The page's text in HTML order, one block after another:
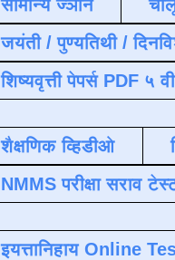
सामान्य ज्ञान
जयंती / पुण्यतिथी /
शिष्यवृत्ती पेपर्स PDF ५
शैक्षणिक व्हिडीओ
NMMS परीक्षा सराव
इयत्तानिहाय Online